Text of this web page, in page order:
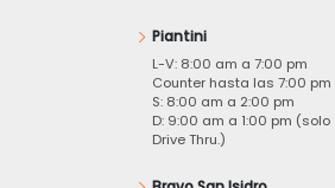
Piantini
L-V: 8:00 am a 7:00 pm
Counter hasta las 7:00 pm
S: 8:00 am a 2:00 pm
D: 9:00 am a 1:00 pm (solo
Drive Thru.)